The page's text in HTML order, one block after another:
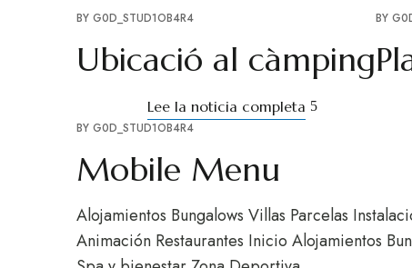
BY G0D_STUD1OB4R4
Ubicació al càmping
Lee la noticia completa
BY
BY G0D_STUD1OB4R4
Mobile Menu
Alojamientos Bungalows Villas Parcelas
Animación Restaurantes Inicio Alojamientos